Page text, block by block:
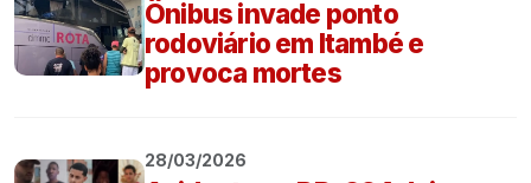
Ônibus invade ponto
rodoviário em Itambé e
provoca mortes
28/03/2026